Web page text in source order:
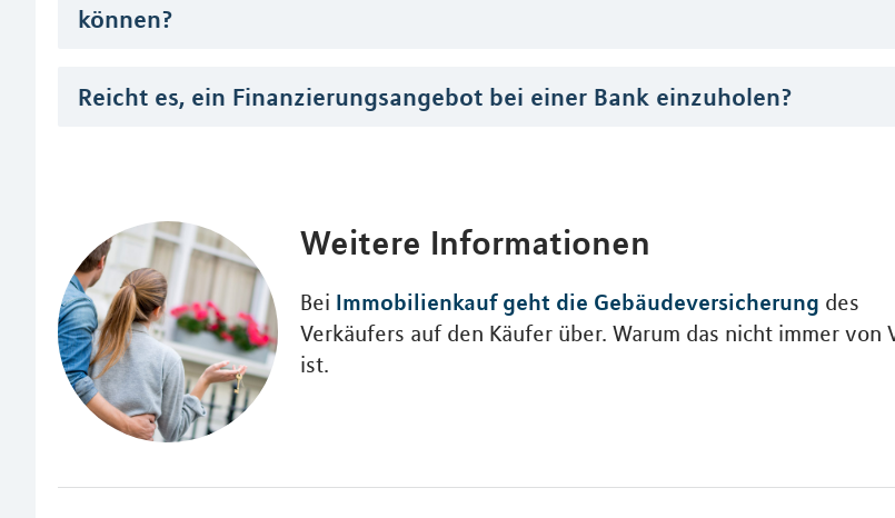
können?
Reicht es, ein Finanzierungsangebot bei einer Bank einzuholen?
Weitere Informationen
Bei Immobilienkauf geht die Gebäudeversicherung des
Verkäufers auf den Käufer über. Warum das nicht immer von
ist.